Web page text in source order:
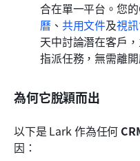
合在單一平台。您
曆、 共用文件及視
天中討論潛在客戶
指派任務，無需離
為何它脫穎而出
以下是 Lark 作為任何
因：